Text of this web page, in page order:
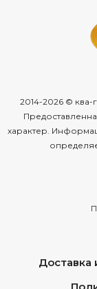
2014-2026 © ква-
характер.
Доставка